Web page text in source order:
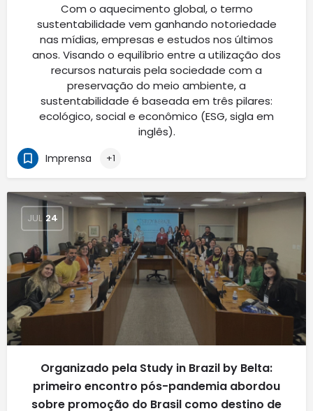
Com o aquecimento global, o termo
sustentabilidade vem ganhando notoriedade
nas mídias, empresas e estudos nos últimos
anos. Visando o equilíbrio entre a utilização dos
recursos naturais pela sociedade com a
preservação do meio ambiente, a
sustentabilidade é baseada em três pilares:
ecológico, social e econômico (ESG, sigla em
inglês).
Imprensa +1
JUL 24
Organizado pela Study in Brazil by Belta:
primeiro encontro pós-pandemia abordou
sobre promoção do Brasil como destino de